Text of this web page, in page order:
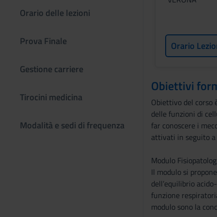
Orario delle lezioni
Prova Finale
Gestione carriere
Tirocini medicina
Modalità e sedi di frequenza
Orario
Obiettivi
Obiettivo del corso
delle funzioni di
far conoscere i
attivati in seguito
Modulo
Il modulo si
dell’equilibrio
funzione
modulo sono la